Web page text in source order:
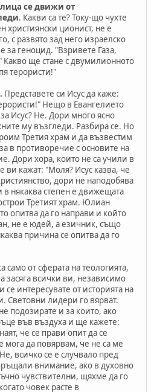
се движи от
. Какви са те? Току-що чухте
християнски ционист, не е
с развято зад него израелско
за геноцид. "Взривете Газа,
Какво ще стане с двумилионното
терористи!"
Представете си Исус да каже:
Нещо в Евангелието
Исус? Не. Дори много ясно
му възгледи. Разбира се. Но
Третия храм и да възвестим
в противоречие с основите на
Дори хора, които не са учили в
кажат: "Моля? Исус казва, че
дори не наподобява
някаква степен е движещата
Третият храм. Юлиан
опитва да го направи и който
не е юдей, а езичник, също
причина се опитва да го
само от сферата на теологията,
засяга всички ви, независимо
се интересувате от историята на
Световни лидери го вярват.
подозирате и за които, ако
във въздуха и ще кажете:
че се прави опит да се
мога да повярвам, че не са ме
всичко се е случвало пред
внимание, ако в духовно
чувствителни, щяхме да го
човек расте в